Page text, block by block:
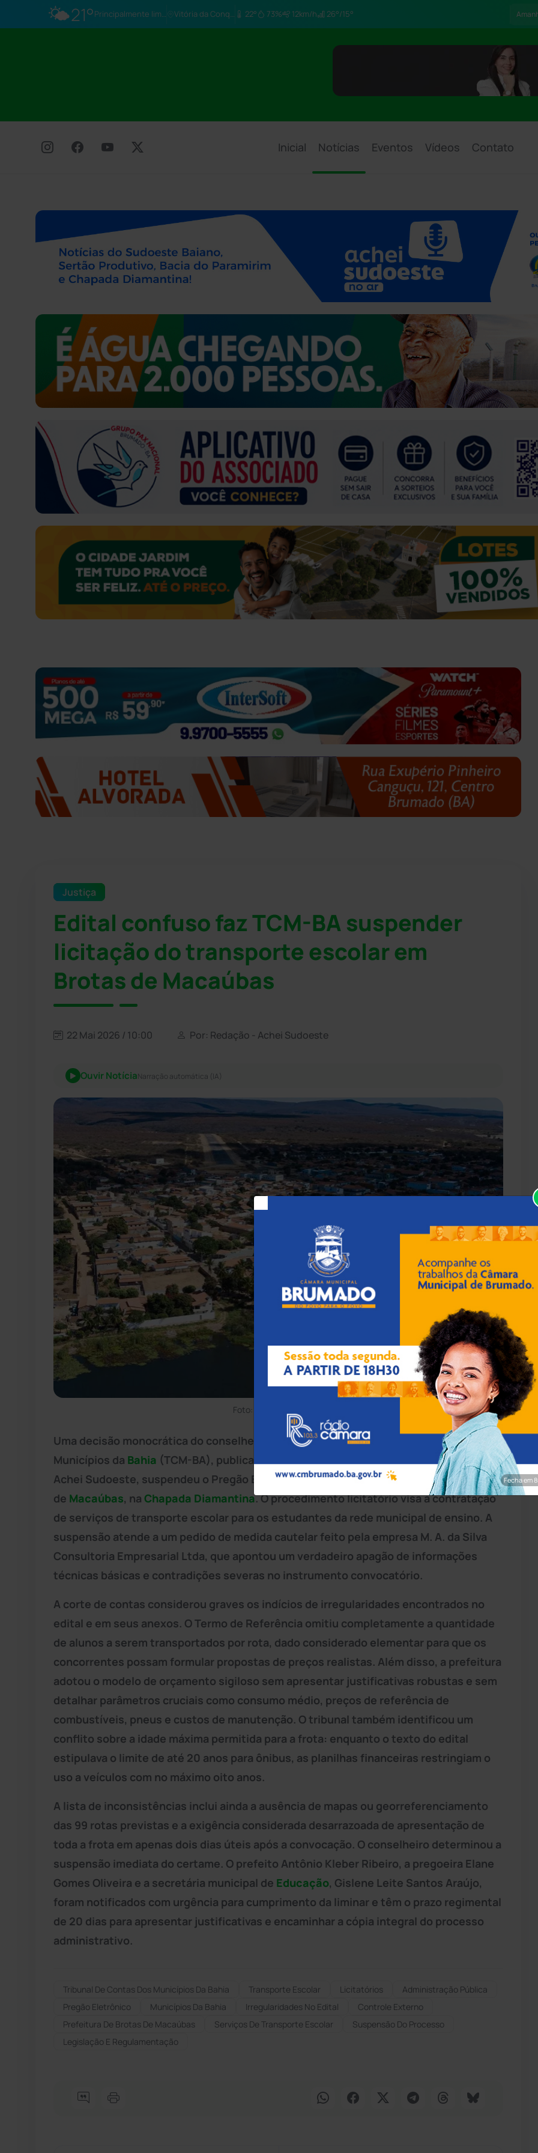
🌤️21° Principalmente limpo Vitória da Conq… 22° 73% 12km/h 26°/15°
Inicial Notícias Eventos Vídeos Contato
Justiça
Edital confuso faz TCM-BA suspender
licitação do transporte escolar em
Brotas de Macaúbas
22 Mai 2026 / 10:00 Por: Redação - Achei Sudoeste
Ouvir NotíciaNarração automática (IA)
Foto: Divulgação/PMBM
Uma decisão monocrática do conselheiro Nelson Pellegrino, do Tribunal de Contas dos
Municípios da Bahia (TCM-BA), publicada nesta sexta-feira (22) e recebida pelo site
Achei Sudoeste, suspendeu o Pregão Eletrônico nº 007/2026 da Prefeitura de Brotas
de Macaúbas, na Chapada Diamantina. O procedimento licitatório visa a contratação
de serviços de transporte escolar para os estudantes da rede municipal de ensino. A
suspensão atende a um pedido de medida cautelar feito pela empresa M. A. da Silva
Consultoria Empresarial Ltda, que apontou um verdadeiro apagão de informações
técnicas básicas e contradições severas no instrumento convocatório.
A corte de contas considerou graves os indícios de irregularidades encontrados no
edital e em seus anexos. O Termo de Referência omitiu completamente a quantidade
de alunos a serem transportados por rota, dado considerado elementar para que os
concorrentes possam formular propostas de preços realistas. Além disso, a prefeitura
adotou o modelo de orçamento sigiloso sem apresentar justificativas robustas e sem
detalhar parâmetros cruciais como consumo médio, preços de referência de
combustíveis, pneus e custos de manutenção. O tribunal também identificou um
conflito sobre a idade máxima permitida para a frota: enquanto o texto do edital
estipulava o limite de até 20 anos para ônibus, as planilhas financeiras restringiam o
uso a veículos com no máximo oito anos.
A lista de inconsistências inclui ainda a ausência de mapas ou georreferenciamento
das 99 rotas previstas e a exigência considerada desarrazoada de apresentação de
toda a frota em apenas dois dias úteis após a convocação. O conselheiro determinou a
suspensão imediata do certame. O prefeito Antônio Kleber Ribeiro, a pregoeira Elane
Gomes Oliveira e a secretária municipal de Educação, Gislene Leite Santos Araújo,
foram notificados com urgência para cumprimento da liminar e têm o prazo regimental
de 20 dias para apresentar justificativas e encaminhar a cópia integral do processo
administrativo.
Tribunal De Contas Dos Municípios Da Bahia Transporte Escolar Licitatórios
Administração Pública
Pregão Eletrônico
Municípios Da Bahia Irregularidades No Edital
Controle Externo
Prefeitura De Brotas De Macaúbas
Serviços De Transporte Escolar
Suspensão Do Processo
Legislação E Regulamentação
Fecha em